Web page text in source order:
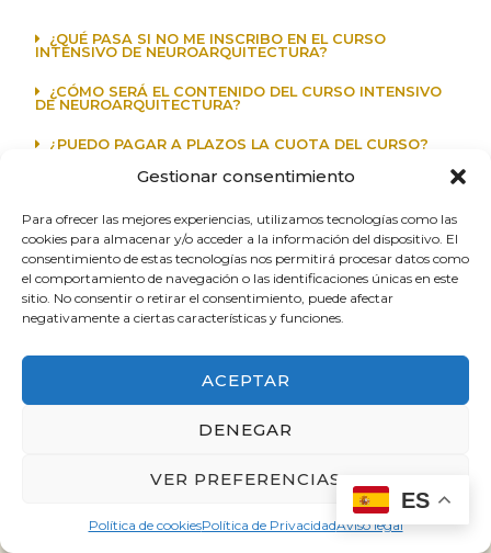
Gestionar consentimiento
Para ofrecer las mejores experiencias, utilizamos tecnologías como las
cookies para almacenar y/o acceder a la información del dispositivo. El
consentimiento de estas tecnologías nos permitirá procesar datos como
el comportamiento de navegación o las identificaciones únicas en este
sitio. No consentir o retirar el consentimiento, puede afectar
negativamente a ciertas características y funciones.
ACEPTAR
DENEGAR
VER PREFERENCIAS
Política de cookiesPolítica de PrivacidadAviso legal
¿QUÉ PASA SI NO ME INSCRIBO EN EL CURSO
INTENSIVO DE NEUROARQUITECTURA?
¿CÓMO SERÁ EL CONTENIDO DEL CURSO INTENSIVO
DE NEUROARQUITECTURA?
¿PUEDO PAGAR A PLAZOS LA CUOTA DEL CURSO?
¿CUÁNDO TENDRÉ ACCESO AL CURSO INTENSIVO?
¿EMITEN FACTURA DE COMPRA PARA DESGRAVAR?
¿HAY ALGÚN TIPO DE GARANTÍA?
¿ME ASEGURAS LOS RESULTADOS?
SUPONER MÁS DINERO, TIEMPO Y ESFUERZO?
ES